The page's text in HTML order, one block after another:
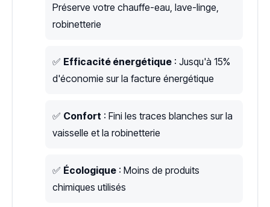
Préserve votre chauffe-eau, lave-linge,
robinetterie
✅ Efficacité énergétique : Jusqu'à 15%
d'économie sur la facture énergétique
✅ Confort : Fini les traces blanches sur la
vaisselle et la robinetterie
✅ Écologique : Moins de produits
chimiques utilisés